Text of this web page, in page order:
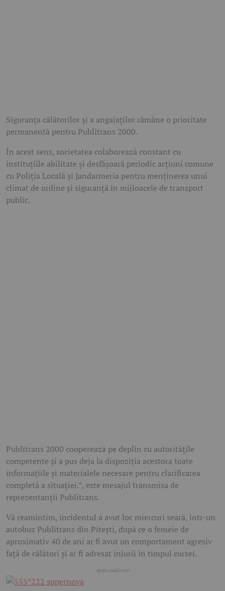
Siguranța călătorilor și a angajaților rămâne o prioritate
permanentă pentru Publitrans 2000.
În acest sens, societatea colaborează constant cu
instituțiile abilitate și desfășoară periodic acțiuni comune
cu Poliția Locală și Jandarmeria pentru menținerea unui
climat de ordine și siguranță în mijloacele de transport
public.
Publitrans 2000 cooperează pe deplin cu autoritățile
competente și a pus deja la dispoziția acestora toate
informațiile și materialele necesare pentru clarificarea
completă a situației.”, este mesajul transmisa de
reprezentanții Publitrans.
Vă reamintim, incidentul a avut loc miercuri seară, într-un
autobuz Publitrans din Pitești, după ce o femeie de
aproximativ 40 de ani ar fi avut un comportament agresiv
față de călători și ar fi adresat injurii în timpul cursei.